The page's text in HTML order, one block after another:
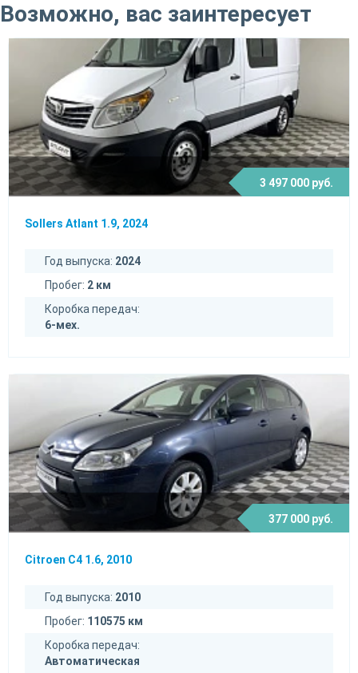
Возможно, вас заинтересует
3 497 000 руб.
Sollers Atlant 1.9, 2024
Год выпуска: 2024
Пробег: 2 км
Коробка передач:
6-мех.
377 000 руб.
Citroen C4 1.6, 2010
Год выпуска: 2010
Пробег: 110575 км
Коробка передач:
Автоматическая